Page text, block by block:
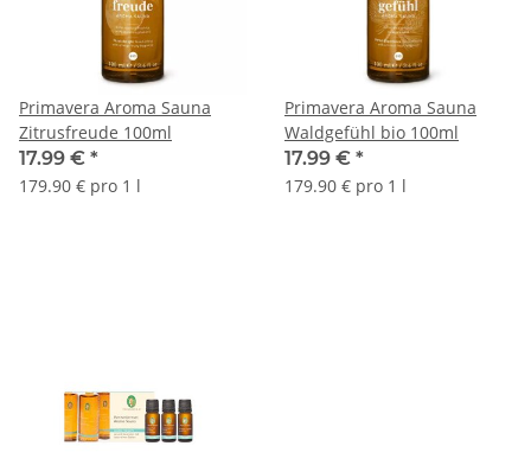
Primavera Aroma Sauna
Zitrusfreude 100ml
17.99 € *
179.90 € pro 1 l
Primavera Aroma Sauna
Waldgefühl bio 100ml
17.99 € *
179.90 € pro 1 l